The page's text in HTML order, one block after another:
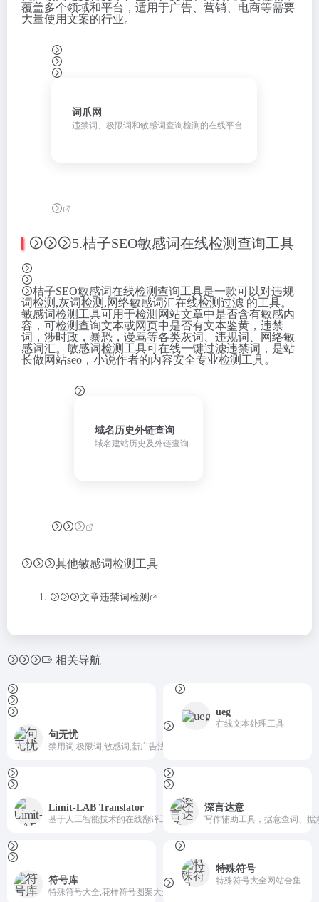
覆盖多个领域和平台，适用于广告、营销、电商等需要
大量使用文案的行业。
词爪网
违禁词、极限词和敏感词查询检测的在线平台
5.桔子SEO敏感词在线检测查询工具
桔子SEO敏感词在线检测查询工具是一款可以对违规
词检测,灰词检测,网络敏感词汇在线检测过滤 的工具。
敏感词检测工具可用于检测网站文章中是否含有敏感内
容，可检测查询文本或网页中是否有文本鉴黄，违禁
词，涉时政，暴恐，谩骂等各类灰词、违规词、网络敏
感词汇。敏感词检测工具可在线一键过滤违禁词，是站
长做网站seo，小说作者的内容安全专业检测工具。
域名历史外链查询
域名建站历史及外链查询
其他敏感词检测工具
文章违禁词检测
相关导航
句无忧
禁用词,极限词,敏感词,新广告法违禁词查询检测工具
ueg
在线文本处理工具
Limit-LAB Translator
基于人工智能技术的在线翻译工具
深言达意
写作辅助工具，据意查词、据
符号库
特殊符号大全,花样符号图案大全
特殊符号
特殊符号大全网站合集